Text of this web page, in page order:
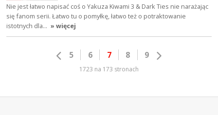
Nie jest łatwo napisać coś o Yakuza Kiwami 3 & Dark Ties nie narażając
się fanom serii. Łatwo tu o pomyłkę, łatwo też o potraktowanie
istotnych dla… » więcej
5 6 7 8 9
1723 na 173 stronach